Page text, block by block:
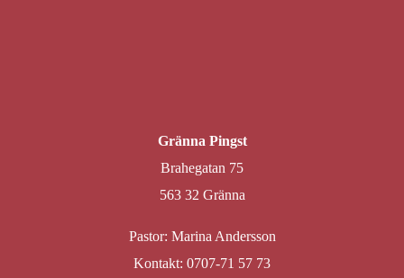
Gränna Pingst
Brahegatan 75
563 32 Gränna
Pastor: Marina Andersson
Kontakt: 0707-71 57 73